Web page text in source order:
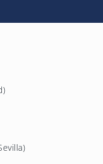
del
obtener